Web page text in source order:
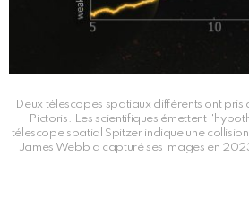
Deux télescopes spatiaux différents ont
Pictoris. Les scientifiques émettent
télescope spatial Spitzer indique une
James Webb a capturé ses images en